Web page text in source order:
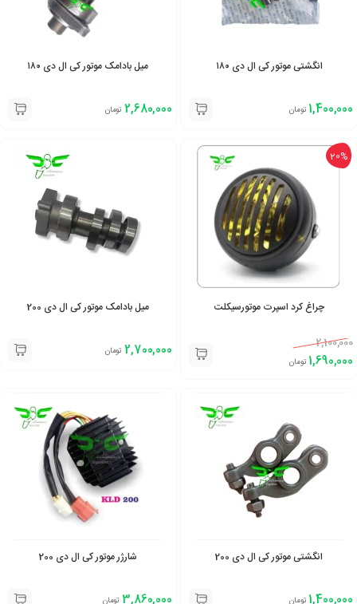
انگشتی موتور کی ال دی ۱۸۰
1,400,000 تومان
میل بادامک موتور کی ال دی ۱۸۰
2,680,000 تومان
20%
چراغ کرد اسپرت موتورسیکلت
2,100,000
1,690,000 تومان
میل بادامک موتور کی ال دی 200
2,700,000 تومان
انگشتی موتور کی ال دی 200
1,400,000 تومان
شارژر موتور کی ال دی 200
3,860,000 تومان